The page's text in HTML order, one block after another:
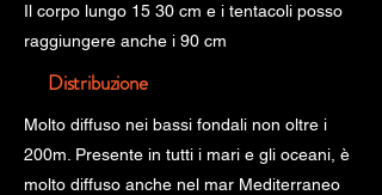
Il corpo lungo 15 30 cm e i tentacoli posso
raggiungere anche i 90 cm
Distribuzione
Molto diffuso nei bassi fondali non oltre i
200m. Presente in tutti i mari e gli oceani, è
molto diffuso anche nel mar Mediterraneo